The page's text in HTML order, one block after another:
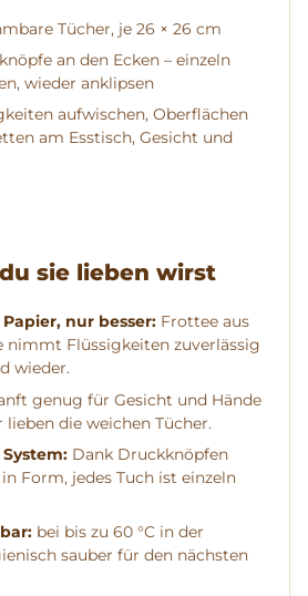
Tücher, je 26 × 26 cm
an den Ecken – einzeln
wieder anklipsen
aufwischen, Oberflächen
am Esstisch, Gesicht und
sie lieben wirst
nur besser: Frottee aus
nimmt Flüssigkeiten zuverlässig
wieder.
genug für Gesicht und Hände
lieben die weichen Tücher.
Dank Druckknöpfen
Form, jedes Tuch ist einzeln
bei bis zu 60 °C in der
sauber für den nächsten